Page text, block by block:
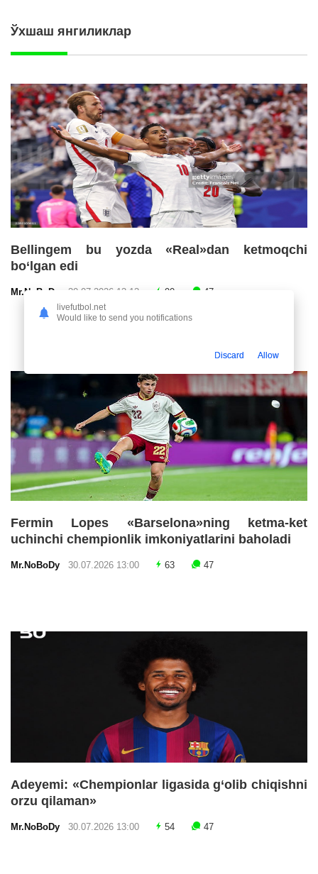
Ўхшаш янгиликлар
Bellingem bu yozda «Real»dan ketmoqchi
bo‘lgan edi
Mr.NoBoDy 30.07.2026 13:13 90 47
Fermin Lopes «Barselona»ning ketma-ket
uchinchi chempionlik imkoniyatlarini baholadi
Mr.NoBoDy 30.07.2026 13:00 63 47
Adeyemi: «Chempionlar ligasida g‘olib chiqishni
orzu qilaman»
Mr.NoBoDy 30.07.2026 13:00 54 47
livefutbol.net
Would like to send you notifications
Discard Allow